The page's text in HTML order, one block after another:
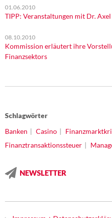
01.06.2010
TIPP: Veranstaltungen mit Dr.
08.10.2010
Kommission erläutert ihre
Finanzsektors
Schlagwörter
Banken
Casino
Finanztransaktionssteuer
NEWSLETTER